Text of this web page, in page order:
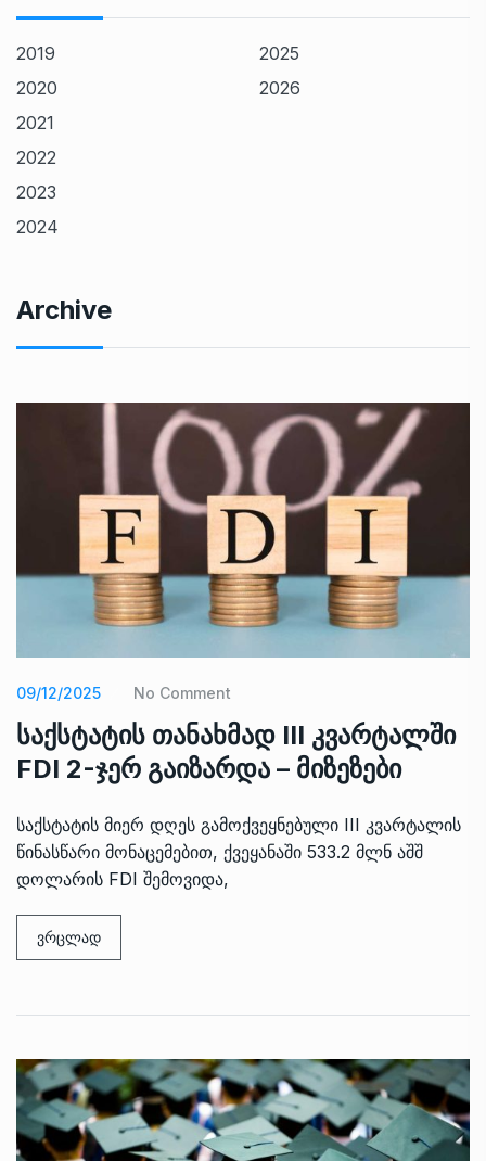
2019
2020
2021
2022
2023
2024
2025
2026
Archive
09/12/2025 No Comment
საქსტატის თანახმად III კვარტალში
FDI 2-ჯერ გაიზარდა – მიზეზები
საქსტატის მიერ დღეს გამოქვეყნებული III კვარტალის
წინასწარი მონაცემებით, ქვეყანაში 533.2 მლნ აშშ
დოლარის FDI შემოვიდა,
ვრცლად